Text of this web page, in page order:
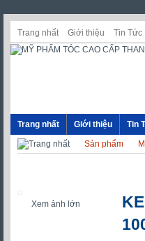
Trang nhất Giới thiệu Tin Tức
Trang nhất Giới thiệu Tin
Sản phẩm
Xem ảnh lớn